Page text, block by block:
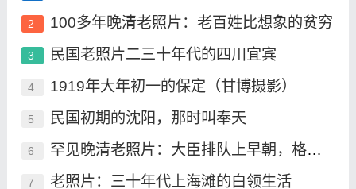
2 100多年晚清老照片：老百姓比想象的贫穷
3 民国老照片二三十年代的四川宜宾
4 1919年大年初一的保定（甘博摄影）
5 民国初期的沈阳，那时叫奉天
6 罕见晚清老照片：大臣排队上早朝，格格承包晚清最高颜值
7 老照片：三十年代上海滩的白领生活